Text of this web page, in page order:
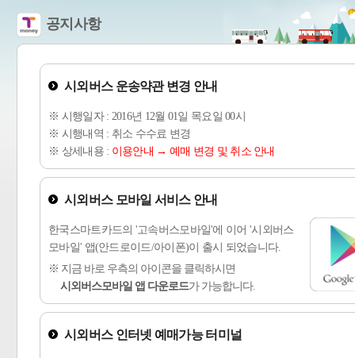
공지사항
시외버스 운송약관 변경 안내
※ 시행일자 : 2016년 12월 01일 목요일 00시
※ 시행내역 : 취소 수수료 변경
※ 상세내용 : 이용안내 → 예매 변경 및 취소 안내
시외버스 모바일 서비스 안내
한국스마트카드의 '고속버스모바일'에 이어 '시외버스
모바일' 앱(안드로이드/아이폰)이 출시 되었습니다.
※ 지금 바로 우측의 아이콘을 클릭하시면
시외버스모바일 앱 다운로드가 가능합니다.
시외버스 인터넷 예매가능 터미널